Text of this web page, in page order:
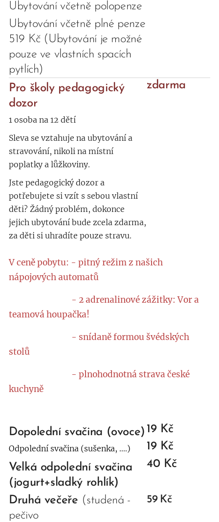
Ubytování včetně polopenze
Ubytování včetně plné penze
519 Kč (Ubytování je možné
pouze ve vlastních spacích
pytlích)
Proškoly pedagogický
dozor
1 osoba na 12 dětí
Sleva se vztahuje na ubytování a
stravování, nikoli na místní
poplatky a lůžkoviny.
Jste pedagogický dozor a
potřebujete si vzít s sebou vlastní
děti? Žádný problém, dokonce
jejich ubytování bude zcela zdarma,
za děti si uhradíte pouze stravu.
zdarma
V ceně pobytu: - pitný režim z našich
nápojových automatů
- 2 adrenalinové zážitky: Vor a
teamová houpačka!
- snídaně formou švédských
stolů
- plnohodnotná strava české
kuchyně
Dopolední svačina (ovoce)
Odpolední svačina (sušenka, ....)
Velká odpolední svačina
(jogurt+sladký rohlík)
Druhá večeře (studená -
pečivo
19 Kč
19 Kč
40 Kč
59 Kč